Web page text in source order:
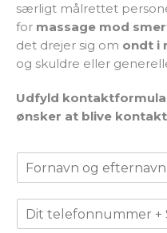
særligt målrettet
for massage mod
det drejer sig om ondt i
og skuldre eller
Udfyld
ønsker at blive